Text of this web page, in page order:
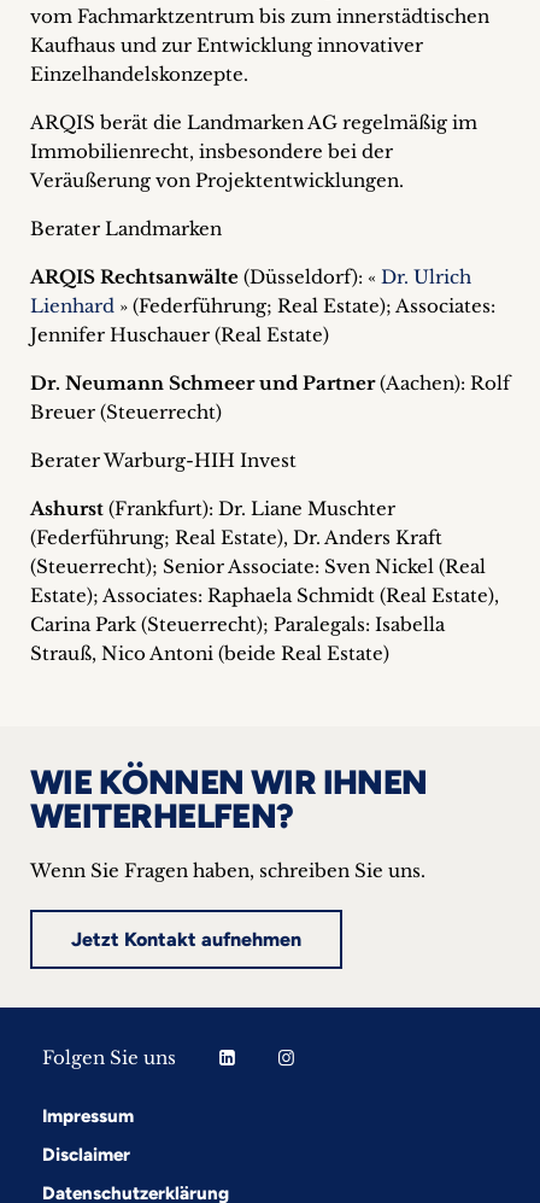
vom Fachmarktzentrum bis zum innerstädtischen
Kaufhaus und zur Entwicklung innovativer
Einzelhandelskonzepte.
ARQIS berät die Landmarken AG regelmäßig im
Immobilienrecht, insbesondere bei der
Veräußerung von Projektentwicklungen.
Berater Landmarken
ARQIS Rechtsanwälte (Düsseldorf): « Dr. Ulrich
Lienhard » (Federführung; Real Estate); Associates:
Jennifer Huschauer (Real Estate)
Dr. Neumann Schmeer und Partner(Aachen): Rolf
Breuer (Steuerrecht)
Berater Warburg-HIH Invest
Ashurst (Frankfurt): Dr. Liane Muschter
(Federführung; Real Estate), Dr. Anders Kraft
(Steuerrecht); Senior Associate: Sven Nickel (Real
Estate); Associates: Raphaela Schmidt (Real Estate),
Carina Park (Steuerrecht); Paralegals: Isabella
Strauß, Nico Antoni (beide Real Estate)
WIE KÖNNEN WIR IHNEN
WEITERHELFEN?
Wenn Sie Fragen haben, schreiben Sie uns.
Jetzt Kontakt aufnehmen
Folgen Sie uns
Impressum
Disclaimer
Datenschutzerklärung